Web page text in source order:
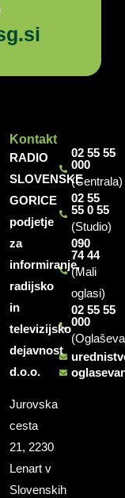
Kontakt
RADIO
SLOVENSKE
GORICE
podjetje
za
informiranje,
radijsko
in
televizijsko
dejavnost
d.o.o.
Jurovska
cesta
21, 2230
Lenart v
Slovenskih
02 55 55
000
(Centrala)
02 55
55 0 55
(Studio)
090
74 44
(Mali
oglasi)
02 55 55
000